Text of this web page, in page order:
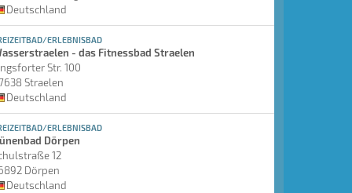
Deutschland
ERLEBNISBAD
- das Fitnessbad Straelen
Str. 100
Straelen
Deutschland
ERLEBNISBAD
Dörpen
12
Dörpen
Deutschland